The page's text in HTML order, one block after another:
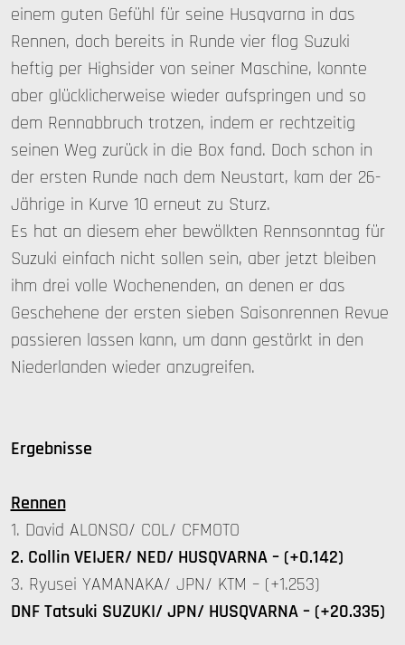
einem guten Gefühl für seine Husqvarna in das
Rennen, doch bereits in Runde vier flog Suzuki
heftig per Highsider von seiner Maschine, konnte
aber glücklicherweise wieder aufspringen und so
dem Rennabbruch trotzen, indem er rechtzeitig
seinen Weg zurück in die Box fand. Doch schon in
der ersten Runde nach dem Neustart, kam der 26-
Jährige in Kurve 10 erneut zu Sturz.
Es hat an diesem eher bewölkten Rennsonntag für
Suzuki einfach nicht sollen sein, aber jetzt bleiben
ihm drei volle Wochenenden, an denen er das
Geschehene der ersten sieben Saisonrennen Revue
passieren lassen kann, um dann gestärkt in den
Niederlanden wieder anzugreifen.
Ergebnisse
Rennen
1. David ALONSO/ COL/ CFMOTO
2. Collin VEIJER/ NED/ HUSQVARNA – (+0.142)
3. Ryusei YAMANAKA/ JPN/ KTM – (+1.253)
DNF Tatsuki SUZUKI/ JPN/ HUSQVARNA – (+20.335)